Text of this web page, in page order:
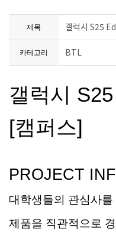
제목 갤럭시 S25
카테고리 BTL
갤럭시
[캠퍼스]
PROJECT
대학생들의 관심사
제품을 직관적으로